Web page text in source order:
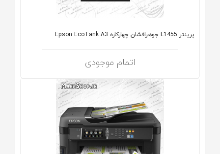
پرینتر L1455 جوهرافشان چهارکاره Epson EcoTank A3
اتمام موجودی